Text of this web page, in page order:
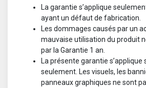
La garantie s’applique
ayant un défaut de fabrication.
Les dommages causés par un
mauvaise utilisation du produit
par la Garantie 1 an.
La présente garantie s’applique
seulement. Les visuels, les
panneaux graphiques ne sont